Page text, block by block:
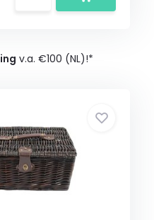
v.a. €100 (NL)!*